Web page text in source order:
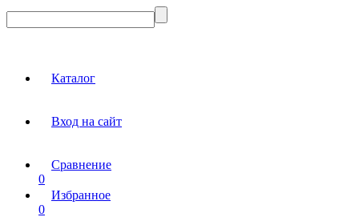
Каталог
Вход на сайт
Сравнение
0
Избранное
0